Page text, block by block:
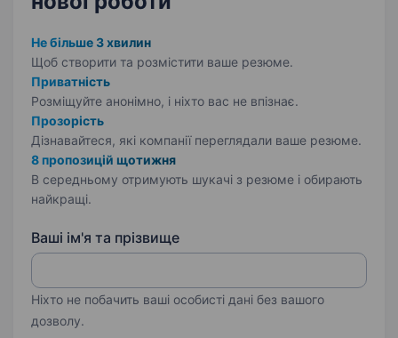
Не більше 3 хвилин
Щоб створити та розмістити ваше резюме.
Приватність
Розміщуйте анонімно, і ніхто вас не впізнає.
Прозорість
Дізнавайтеся, які компанії переглядали ваше резюме.
8 пропозицій щотижня
В середньому отримують шукачі з резюме і обирають
найкращі.
Ваші ім'я та прізвище
Ніхто не побачить ваші особисті дані без вашого
дозволу.